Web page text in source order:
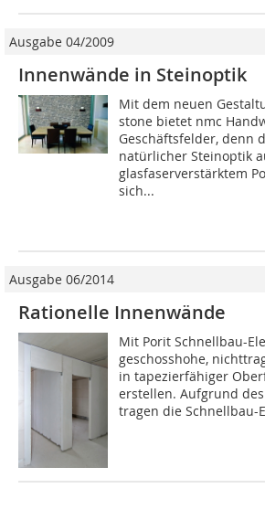
Ausgabe 04/2009
Innenwände in Steinoptik
Mit dem neuen
stone bietet nmc
Geschäftsfelder, denn
natürlicher Steinoptik
glasfaserverstärktem
sich...
Ausgabe 06/2014
Rationelle Innenwände
Mit Porit Schnellbau-
geschosshohe,
in tapezierfähiger
erstellen. Aufgrund
tragen die Schnellbau-